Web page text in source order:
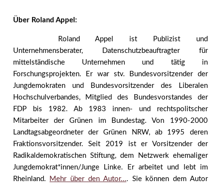
Über Roland Appel:
Roland Appel ist Publizist und
Unternehmensberater, Datenschutzbeauftragter für
mittelständische Unternehmen und tätig in
Forschungsprojekten. Er war stv. Bundesvorsitzender der
Jungdemokraten und Bundesvorsitzender des Liberalen
Hochschulverbandes, Mitglied des Bundesvorstandes der
FDP bis 1982. Ab 1983 innen- und rechtspolitscher
Mitarbeiter der Grünen im Bundestag. Von 1990-2000
Landtagsabgeordneter der Grünen NRW, ab 1995 deren
Fraktionsvorsitzender. Seit 2019 ist er Vorsitzender der
Radikaldemokratischen Stiftung, dem Netzwerk ehemaliger
Jungdemokrat*innen/Junge Linke. Er arbeitet und lebt im
Rheinland.
Mehr über den Autor.... Sie können dem Autor